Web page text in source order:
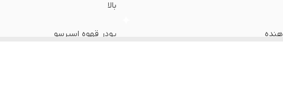
بالا
پودر قهوه اسپرسو